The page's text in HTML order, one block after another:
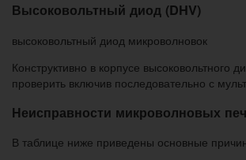
Высоковольтный диод (DHV)
высоковольтный диод микроволновок
Конструктивно в корпусе
проверить включив последовательно с
Неисправности микроволновых
В таблице ниже приведены основные